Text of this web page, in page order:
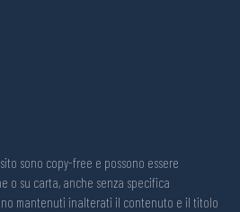
sono copy-free e possono essere
o su carta, anche senza specifica
mantenuti inalterati il contenuto e il titolo